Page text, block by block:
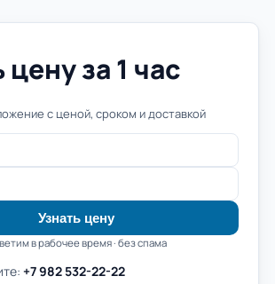
цену за 1 час
с ценой, сроком и доставкой
Узнать цену
в рабочее время · без спама
+7 982 532-22-22